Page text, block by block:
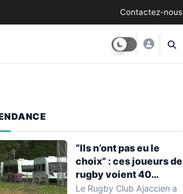
Contactez-nous
“Ils n’ont pas eu le
choix” : ces joueurs de
rugby voient 40
caravanes de gens du
Le Rugby Club Ajaccien a